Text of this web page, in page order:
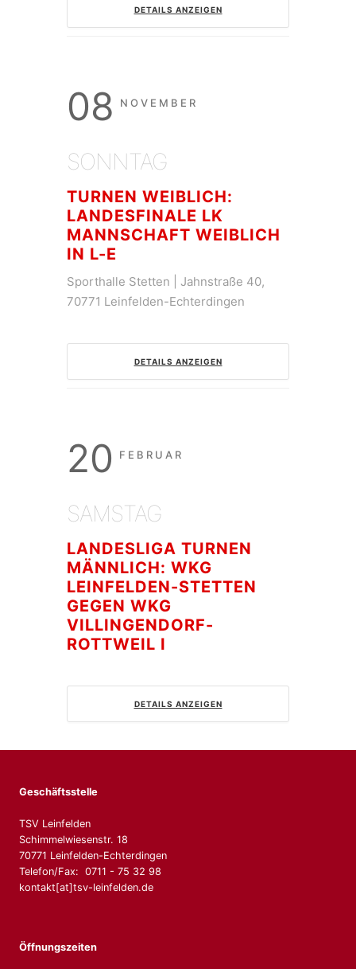
DETAILS ANZEIGEN
08 NOVEMBER
SONNTAG
TURNEN WEIBLICH:
LANDESFINALE LK
MANNSCHAFT WEIBLICH
IN L-E
Sporthalle Stetten | Jahnstraße 40,
70771 Leinfelden-Echterdingen
DETAILS ANZEIGEN
20 FEBRUAR
SAMSTAG
LANDESLIGA TURNEN
MÄNNLICH: WKG
LEINFELDEN-STETTEN
GEGEN WKG
VILLINGENDORF-
ROTTWEIL I
DETAILS ANZEIGEN
Geschäftsstelle
TSV Leinfelden
Schimmelwiesenstr. 18
70771 Leinfelden-Echterdingen
Telefon/Fax: 0711 - 75 32 98
kontakt[at]tsv-leinfelden.de
Öffnungszeiten